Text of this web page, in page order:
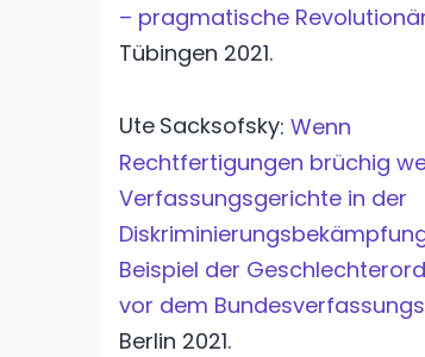
– pragmatische
Tübingen 2021.
Ute Sacksofsky: Wenn
Rechtfertigungen brüchig
Verfassungsgerichte in der
Beispiel der
vor dem
Berlin 2021.